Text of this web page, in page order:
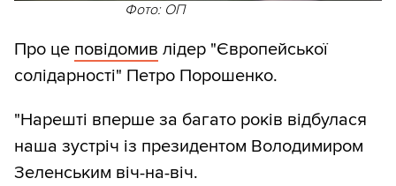
Фото: ОП
Про це повідомив лідер "Європейської
солідарності" Петро Порошенко.
"Нарешті вперше за багато років відбулася
наша зустріч із президентом Володимиром
Зеленським віч-на-віч.